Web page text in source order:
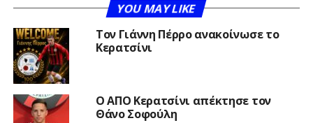
YOU MAY LIKE
Τον Γιάννη Πέρρο ανακοίνωσε το
Κερατσίνι
Ο ΑΠΟ Κερατσίνι απέκτησε τον
Θάνο Σοφούλη